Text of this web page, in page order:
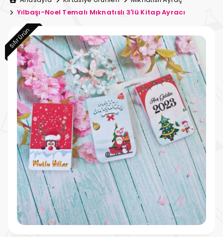
Yılbaşı-Noel Temalı Mıknatıslı 3'lü Kitap Ayracı
Sıfır Ürün